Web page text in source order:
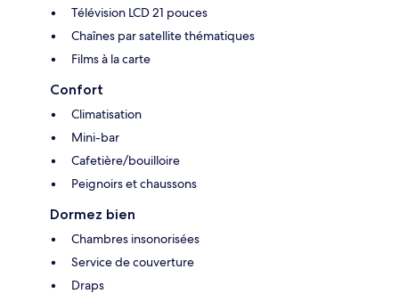
Télévision LCD 21 pouces
Chaînes par satellite thématiques
Films à la carte
Confort
Climatisation
Mini-bar
Cafetière/bouilloire
Peignoirs et chaussons
Dormez bien
Chambres insonorisées
Service de couverture
Draps